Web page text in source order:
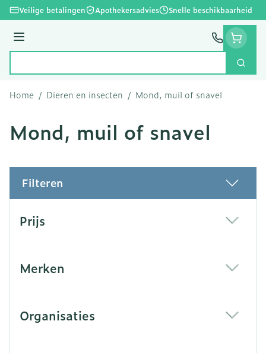
Ga naar de inhoud
Veilige betalingen Apothekersadvies Snelle beschikbaarheid
Menu
Zoek
Home / Dieren en insecten / Mond, muil of snavel
Mond, muil of snavel
Filteren
Prijs
Merken
Organisaties